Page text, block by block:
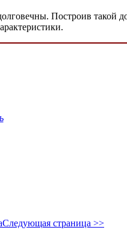
Построив такой
Следующая страница >>